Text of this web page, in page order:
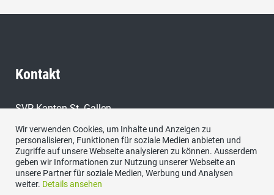
Kontakt
SVP Kanton St. Gallen,
9000 St. Gallen
E-Mail:
sekretariat@svp-sg.ch
Wir verwenden Cookies, um Inhalte und Anzeigen zu
personalisieren, Funktionen für soziale Medien anbieten und
Zugriffe auf unsere Webseite analysieren zu können. Ausserdem
geben wir Informationen zur Nutzung unserer Webseite an
unsere Partner für soziale Medien, Werbung und Analysen
weiter. Details ansehen